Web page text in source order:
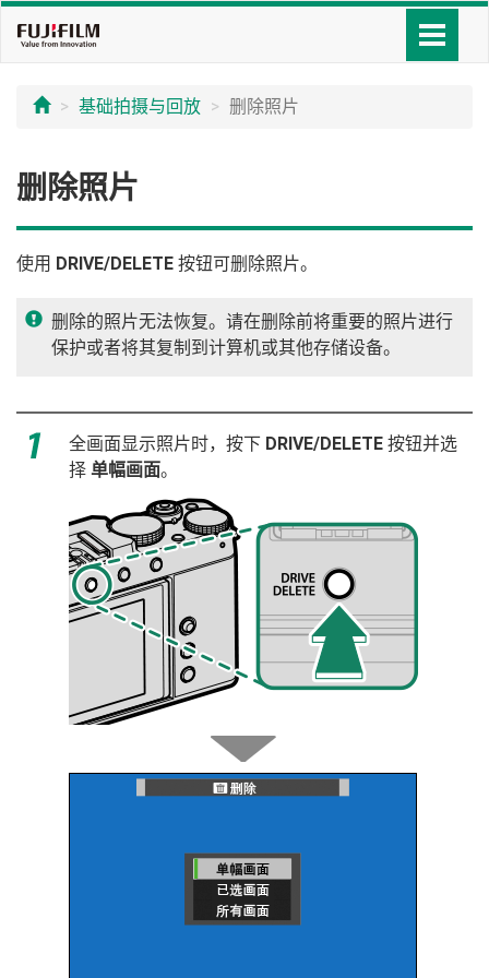
基础拍摄与回放 删除照片
删除照片
使用 DRIVE/DELETE 按钮可删除照片。
删除的照片无法恢复。请在删除前将重要的照片进行
保护或者将其复制到计算机或其他存储设备。
全画面显示照片时，按下 DRIVE/DELETE 按钮并选
择 单幅画面。